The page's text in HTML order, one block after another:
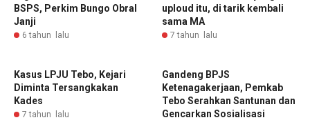
BSPS, Perkim Bungo Obral
Janji
6 tahun lalu
uploud itu, di tarik kembali
sama MA
7 tahun lalu
Kasus LPJU Tebo, Kejari
Diminta Tersangkakan
Kades
7 tahun lalu
Gandeng BPJS
Ketenagakerjaan, Pemkab
Tebo Serahkan Santunan dan
Gencarkan Sosialisasi